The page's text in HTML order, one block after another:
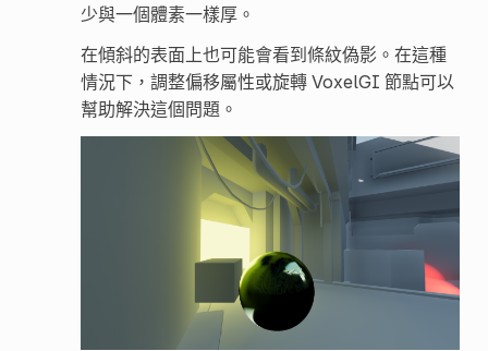
少與一個體素一樣厚。
在傾斜的表面上也可能會看到條紋偽影。在這種
情況下，調整偏移屬性或旋轉 VoxelGI 節點可以
幫助解決這個問題。